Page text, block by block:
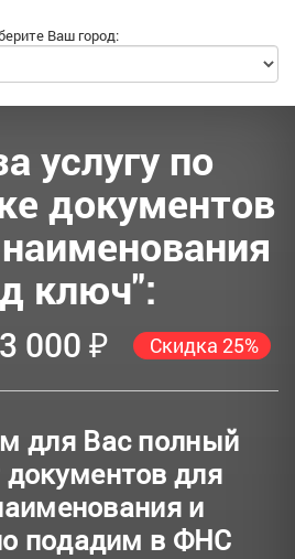
Ваш город:
услугу по
документов
ключ":
000 ₽ Скидка 25%
для Вас полный
документов для
и
подадим в ФНС